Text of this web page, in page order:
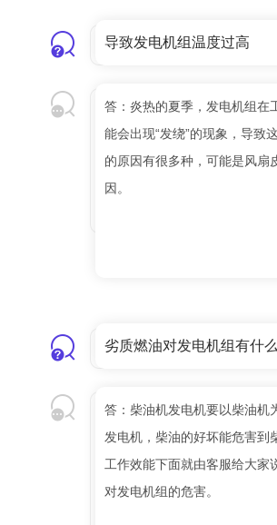
导致发电机组温度过高
答：炎热的夏季，发电机组在
能会出现“发绕”的现象，导致
的原因有很多种，可能是风扇
因。
劣质燃油对发电机组有什
答：柴油机发电机要以柴油机
发电机，柴油的好坏能危害到
工作效能下面就由客服给大家
对发电机组的危害。